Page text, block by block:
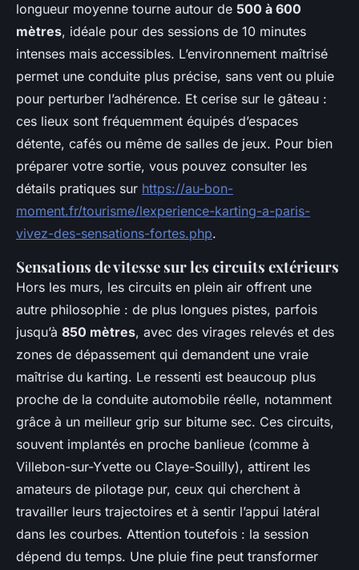
longueur moyenne tourne autour de 500 à 600
mètres, idéale pour des sessions de 10 minutes
intenses mais accessibles. L’environnement maîtrisé
permet une conduite plus précise, sans vent ou pluie
pour perturber l’adhérence. Et cerise sur le gâteau :
ces lieux sont fréquemment équipés d’espaces
détente, cafés ou même de salles de jeux. Pour bien
préparer votre sortie, vous pouvez consulter les
détails pratiques sur https://au-bon-
moment.fr/tourisme/lexperience-karting-a-paris-
vivez-des-sensations-fortes.php.
Sensations de vitesse sur les circuits extérieurs
Hors les murs, les circuits en plein air offrent une
autre philosophie : de plus longues pistes, parfois
jusqu’à 850 mètres, avec des virages relevés et des
zones de dépassement qui demandent une vraie
maîtrise du karting. Le ressenti est beaucoup plus
proche de la conduite automobile réelle, notamment
grâce à un meilleur grip sur bitume sec. Ces circuits,
souvent implantés en proche banlieue (comme à
Villebon-sur-Yvette ou Claye-Souilly), attirent les
amateurs de pilotage pur, ceux qui cherchent à
travailler leurs trajectoires et à sentir l’appui latéral
dans les courbes. Attention toutefois : la session
dépend du temps. Une pluie fine peut transformer